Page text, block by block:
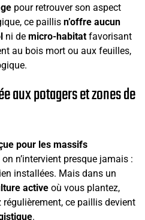
pour retrouver son aspect
ce paillis n’offre aucun
ni de micro-habitat favorisant
au bois mort ou aux feuilles,
aux potagers et zones de
pour les massifs
on n’intervient presque jamais :
installées. Mais dans un
active où vous plantez,
ce paillis devient
.